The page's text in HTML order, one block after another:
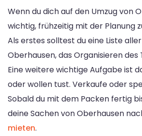
Wenn du dich auf den Umzug von
wichtig, frühzeitig mit der Planung
Als erstes solltest du eine Liste
Oberhausen, das Organisieren
Eine weitere wichtige Aufgabe ist
oder wollen tust. Verkaufe oder
Sobald du mit dem Packen fertig
deine Sachen von Oberhausen
mieten.